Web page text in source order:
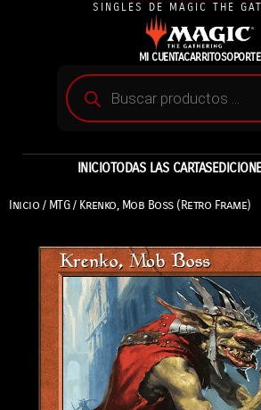
SINGLES DE MAGIC THE
MI CUENTACARRITOSOPORTE
INICIOTODAS LAS CARTAS
Inicio / MTG/ Krenko, Mob Boss (Retro Frame)